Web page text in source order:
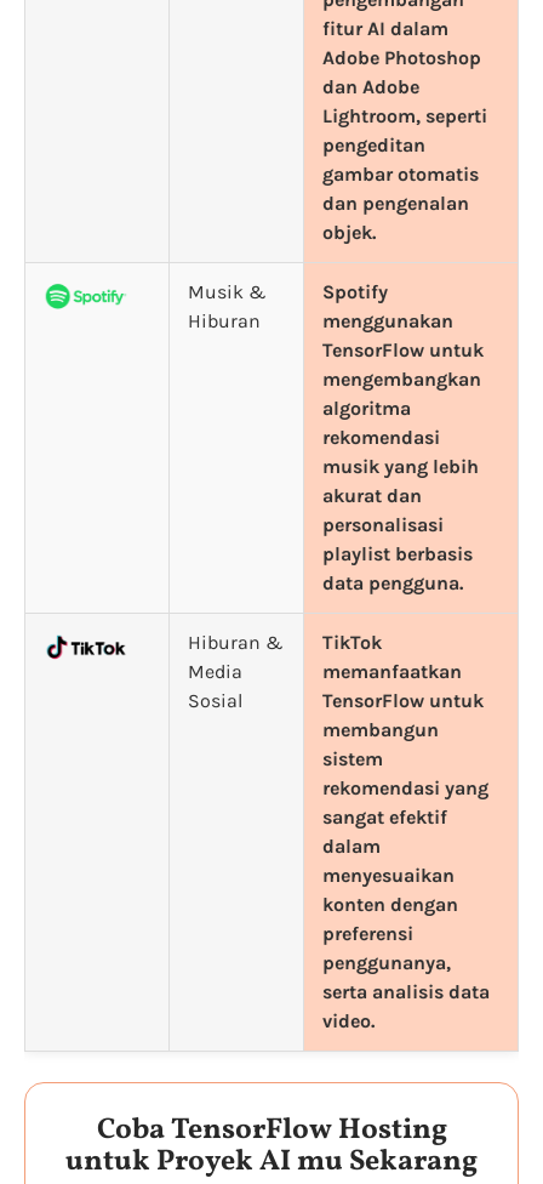
fitur AI dalam
Adobe Photoshop
dan Adobe
Lightroom, seperti
pengeditan
gambar otomatis
dan pengenalan
objek.
Musik &
Hiburan
Spotify
menggunakan
TensorFlow untuk
mengembangkan
algoritma
rekomendasi
musik yang lebih
akurat dan
personalisasi
playlist berbasis
data pengguna.
Hiburan &
Media
Sosial
TikTok
memanfaatkan
TensorFlow untuk
membangun
sistem
rekomendasi yang
sangat efektif
dalam
menyesuaikan
konten dengan
preferensi
penggunanya,
serta analisis data
video.
Coba TensorFlow Hosting
untuk Proyek AI mu Sekarang